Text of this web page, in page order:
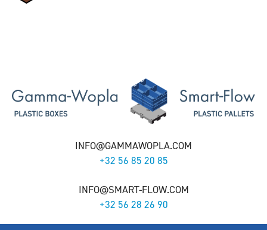
INFO@GAMMAWOPLA.COM
+32 56 85 20 85
INFO@SMART-FLOW.COM
+32 56 28 26 90